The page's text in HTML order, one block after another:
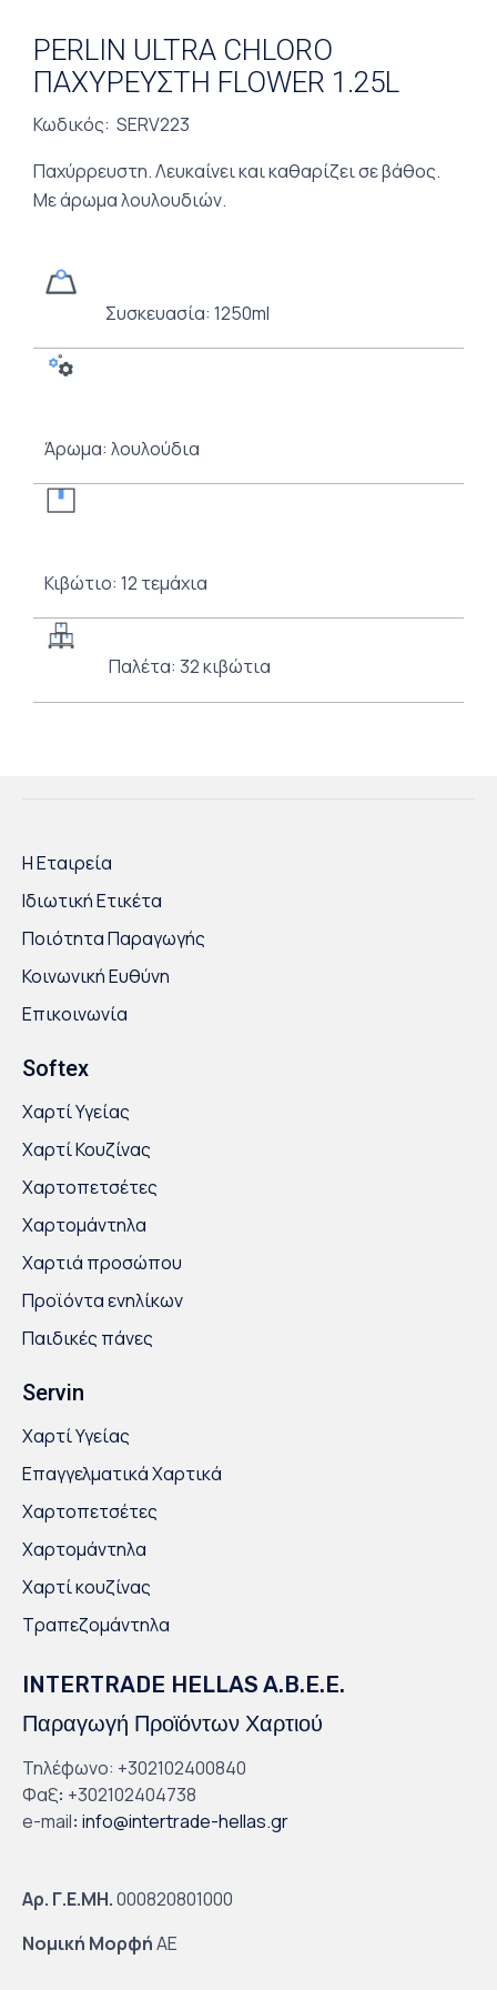
PERLIN ULTRA CHLORO
ΠΑΧΥΡΕΥΣΤΗ FLOWER 1.25L
Κωδικός: SERV223
Παχύρρευστη. Λευκαίνει και καθαρίζει σε βάθος.
Με άρωμα λουλουδιών.
Συσκευασία: 1250ml
Άρωμα: λουλούδια
Κιβώτιο: 12 τεμάχια
Παλέτα: 32 κιβώτια
Η Εταιρεία
Ιδιωτική Ετικέτα
Ποιότητα Παραγωγής
Κοινωνική Ευθύνη
Επικοινωνία
Softex
Χαρτί Υγείας
Χαρτί Κουζίνας
Χαρτοπετσέτες
Χαρτομάντηλα
Χαρτιά προσώπου
Προϊόντα ενηλίκων
Παιδικές πάνες
Servin
Χαρτί Υγείας
Επαγγελματικά Χαρτικά
Χαρτοπετσέτες
Χαρτομάντηλα
Χαρτί κουζίνας
Τραπεζομάντηλα
INTERTRADE HELLAS A.B.E.E.
Παραγωγή Προϊόντων Χαρτιού
Τηλέφωνο: +302102400840
Φαξ: +302102404738
e-mail: info@intertrade-hellas.gr
Αρ. Γ.Ε.ΜΗ.000820801000
Νομική ΜορφήΑΕ